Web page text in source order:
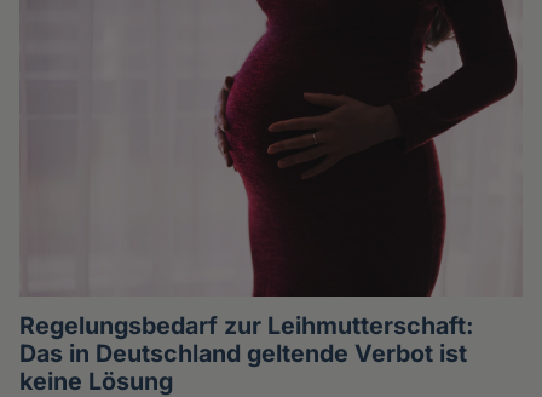
Regelungsbedarf zur Leihmutterschaft:
Das in Deutschland geltende Verbot ist
keine Lösung